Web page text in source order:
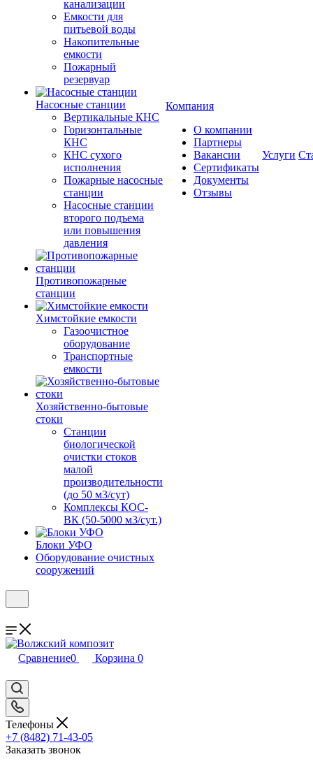
канализации
Емкости для
питьевой воды
Накопительные
емкости
Пожарный
резервуар
Насосные станции
Вертикальные КНС
Горизонтальные
КНС
КНС сухого
исполнения
Пожарные насосные
станции
Насосные cтанции
второго подъема
или повышения
давления
Противопожарные
станции
Химстойкие емкости
Газоочистное
оборудование
Транспортные
емкости
Хозяйственно-бытовые
стоки
Станции
биологической
очистки стоков
малой
производительности
(до 50 м3/сут)
Комплексы КОС-
ВК (50-5000 м3/сут.)
Блоки УФО
Оборудование очистных
сооружений
Компания
О компании
Партнеры
Вакансии
Сертификаты
Документы
Отзывы
Услуги
Сравнение0 Корзина 0
Телефоны
+7 (8482) 71-43-05
Заказать звонок